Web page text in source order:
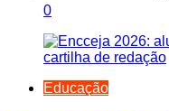
0
Educação